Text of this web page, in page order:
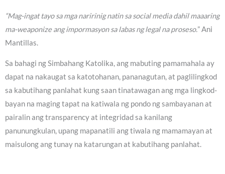
“Mag-ingat tayo sa mga naririnig natin sa social media dahil maaaring
ma-weaponize ang impormasyon sa labas ng legal na proseso.” Ani
Mantillas.
Sa bahagi ng Simbahang Katolika, ang mabuting pamamahala ay
dapat na nakaugat sa katotohanan, pananagutan, at paglilingkod
sa kabutihang panlahat kung saan tinatawagan ang mga lingkod-
bayan na maging tapat na katiwala ng pondo ng sambayanan at
pairalin ang transparency at integridad sa kanilang
panunungkulan, upang mapanatili ang tiwala ng mamamayan at
maisulong ang tunay na katarungan at kabutihang panlahat.